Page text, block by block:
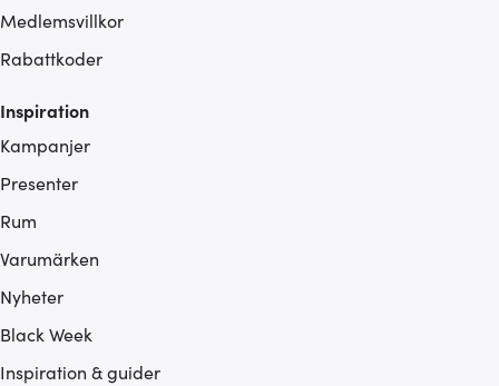
Medlemsvillkor
Rabattkoder
Inspiration
Kampanjer
Presenter
Rum
Varumärken
Nyheter
Black Week
Inspiration & guider